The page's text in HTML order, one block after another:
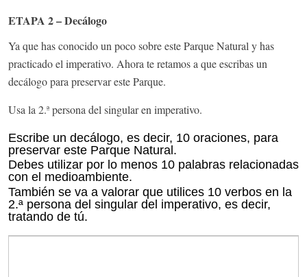
ETAPA 2 – Decálogo
Ya que has conocido un poco sobre este Parque Natural y has
practicado el imperativo. Ahora te retamos a que escribas un
decálogo para preservar este Parque.
Usa la 2.ª persona del singular en imperativo.